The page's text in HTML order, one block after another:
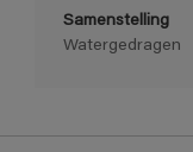
Samenstelling
Watergedragen